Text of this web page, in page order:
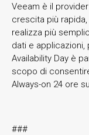
Veeam è il
crescita più
realizza più
dati e
Availability Day è
scopo di
Always-on 24 ore
###